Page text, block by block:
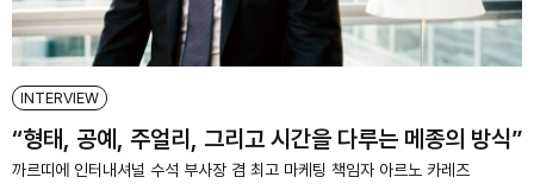
INTERVIEW
“형태, 공예, 주얼리, 그리고 시간을 다루는 메종의 방식”
까르띠에 인터내셔널 수석 부사장 겸 최고 마케팅 책임자 아르노 카레즈